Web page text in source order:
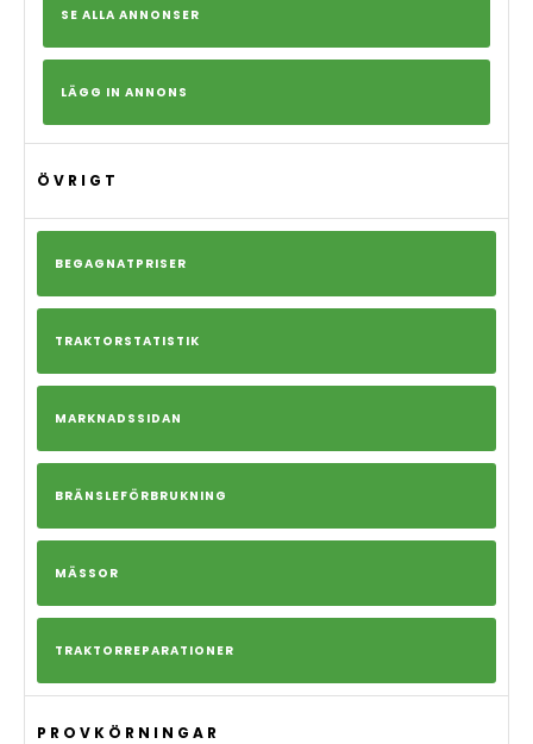
SE ALLA ANNONSER
LÄGG IN ANNONS
ÖVRIGT
BEGAGNATPRISER
TRAKTORSTATISTIK
MARKNADSSIDAN
BRÄNSLEFÖRBRUKNING
MÄSSOR
TRAKTORREPARATIONER
PROVKÖRNINGAR